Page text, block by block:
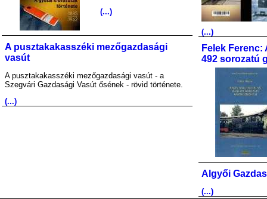
(...)
A pusztakakasszéki mezőgazdasági
vasút
A pusztakakasszéki mezőgazdasági vasút - a
Szegvári Gazdasági Vasút ősének - rövid története.
(...)
(...)
Felek Ferenc:
492 sorozatú
Algyői
(...)